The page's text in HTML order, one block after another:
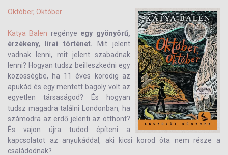
Október, Október
Katya Balen regénye egy gyönyörű,
érzékeny, lírai történet. Mit jelent
vadnak lenni, mit jelent szabadnak
lenni? Hogyan tudsz beilleszkedni egy
közösségbe, ha 11 éves korodig az
apukád és egy mentett bagoly volt az
egyetlen társaságod? És hogyan
tudsz magadra találni Londonban, ha
számodra az erdő jelenti az otthont?
És vajon újra tudod építeni a
kapcsolatot az anyukáddal, aki kicsi korod óta nem része a
családodnak?